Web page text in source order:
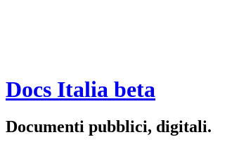
Docs Italia beta
Documenti pubblici, digitali.